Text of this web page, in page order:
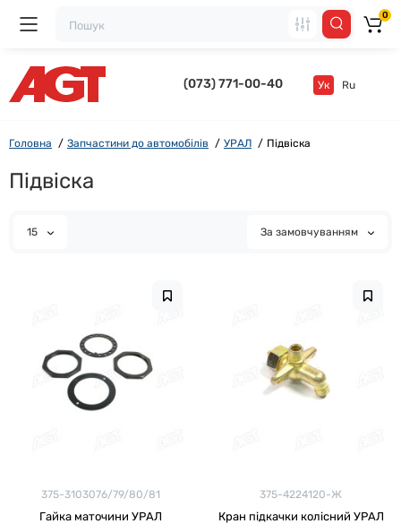
(073) 771-00-40 Ук Ru
0
Головна Запчастини до автомобілів УРАЛ Підвіска
Підвіска
15 За замовчуванням
375-3103076/79/80/81
Гайка маточини УРАЛ
375-4224120-Ж
Кран підкачки колісний УРАЛ